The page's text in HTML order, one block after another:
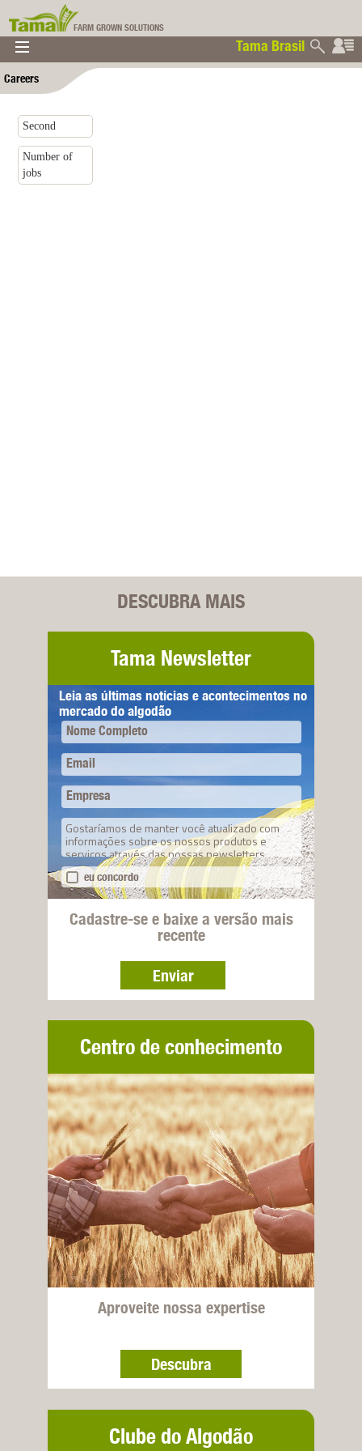
Tama Brasil
FARM GROWN SOLUTIONS
Tama Brasil
▼
▼
▼
▼
Careers
Second
Number of
jobs
DESCUBRA MAIS
Tama Newsletter
Leia as últimas notícias e acontecimentos no
mercado do algodão
Nome Completo
Email
Empresa
Gostaríamos de manter você atualizado com
informações sobre os nossos produtos e
serviços através das nossas newsletters.
eu concordo
Cadastre-se e baixe a versão mais
recente
Enviar
Centro de conhecimento
Aproveite nossa expertise
Descubra
Clube do Algodão